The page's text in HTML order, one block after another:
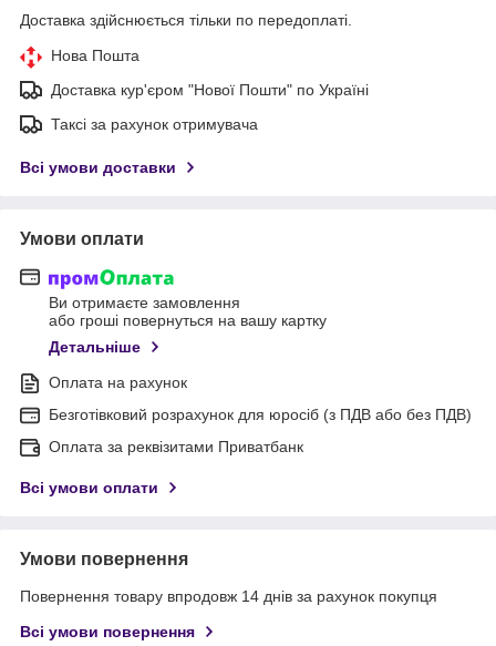
Доставка здійснюється тільки по передоплаті.
Нова Пошта
Доставка кур'єром "Нової Пошти" по Україні
Таксі за рахунок отримувача
Всі умови доставки
Умови оплати
Ви отримаєте замовлення
або гроші повернуться на вашу картку
Детальніше
Оплата на рахунок
Безготівковий розрахунок для юросіб (з ПДВ або без ПДВ)
Оплата за реквізитами Приватбанк
Всі умови оплати
Умови повернення
Повернення товару впродовж 14 днів за рахунок покупця
Всі умови повернення